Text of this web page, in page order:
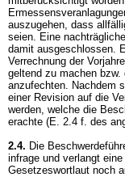
auszugehen, dass
seien. Eine
damit ausgeschlossen.
Verrechnung der
geltend zu machen
anzufechten. Nachdem
einer Revision auf die
werden, welche die
erachte (E. 2.4 f. des
2.4. Die
infrage und verlangt
Gesetzeswortlaut noch